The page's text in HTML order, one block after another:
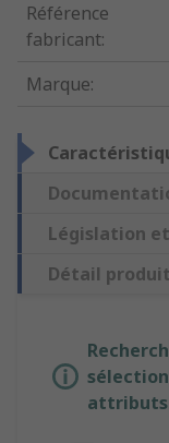
Référence
fabricant:
Marque:
Législation
Détail produit